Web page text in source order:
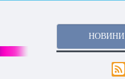
НОВИНИ